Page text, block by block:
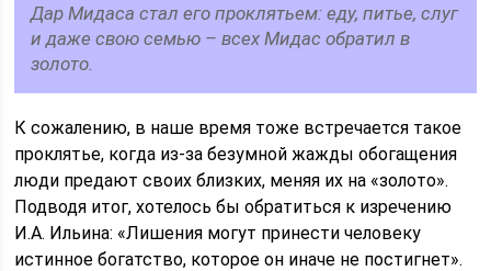
Дар Мидаса стал его проклятьем: еду, питье, слуг
и даже свою семью – всех Мидас обратил в
золото.
К сожалению, в наше время тоже встречается такое
проклятье, когда из-за безумной жажды обогащения
люди предают своих близких, меняя их на «золото».
Подводя итог, хотелось бы обратиться к изречению
И.А. Ильина: «Лишения могут принести человеку
истинное богатство, которое он иначе не постигнет».